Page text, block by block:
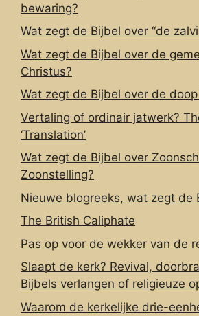
bewaring?
Wat zegt de Bijbel over “de
Wat zegt de Bijbel over de
Christus?
Wat zegt de Bijbel over de
Vertaling of ordinair jatwerk?
‘Translation’
Wat zegt de Bijbel over
Zoonstelling?
Nieuwe blogreeks, wat zegt de
The British Caliphate
Pas op voor de wekker van de
Slaapt de kerk? Revival,
Bijbels verlangen of religieuze
Waarom de kerkelijke drie-